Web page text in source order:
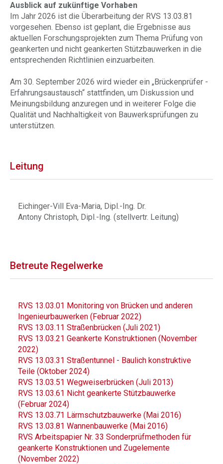
Ausblick auf zukünftige Vorhaben
Im Jahr 2026 ist die Überarbeitung der RVS 13.03.81
vorgesehen. Ebenso ist geplant, die Ergebnisse aus
aktuellen Forschungsprojekten zum Thema Prüfung von
geankerten und nicht geankerten Stützbauwerken in die
entsprechenden Richtlinien einzuarbeiten.
Am 30. September 2026 wird wieder ein „Brückenprüfer -
Erfahrungsaustausch“ stattfinden, um Diskussion und
Meinungsbildung anzuregen und in weiterer Folge die
Qualität und Nachhaltigkeit von Bauwerksprüfungen zu
unterstützen.
Leitung
Eichinger-Vill Eva-Maria, Dipl.-Ing. Dr.
Antony Christoph, Dipl.-Ing. (stellvertr. Leitung)
Betreute Regelwerke
RVS 13.03.01 Monitoring von Brücken und anderen
Ingenieurbauwerken (Februar 2022)
RVS 13.03.11 Straßenbrücken (Juli 2021)
RVS 13.03.21 Geankerte Konstruktionen (November
2022)
RVS 13.03.31 Straßentunnel - Baulich konstruktive
Teile (Oktober 2024)
RVS 13.03.51 Wegweiserbrücken (Juli 2013)
RVS 13.03.61 Nicht geankerte Stützbauwerke
(Februar 2024)
RVS 13.03.71 Lärmschutzbauwerke (Mai 2016)
RVS 13.03.81 Wannenbauwerke (Mai 2016)
RVS Arbeitspapier Nr. 33 Sonderprüfmethoden für
geankerte Konstruktionen und Zugelemente
(November 2022)